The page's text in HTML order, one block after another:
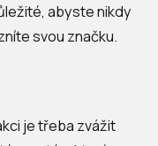
abyste nikdy
svou značku.
je třeba zvážit